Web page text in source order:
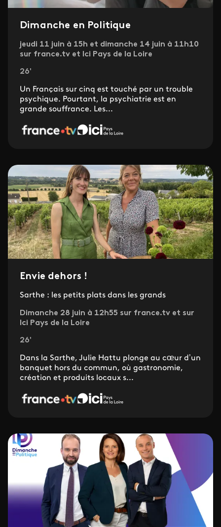
Dimanche en Politique
jeudi 11 juin à 15h et dimanche 14 juin à 11h10
sur france.tv et Ici Pays de la Loire
26'
Un Français sur cinq est touché par un trouble
psychique. Pourtant, la psychiatrie est en
grande souffrance. Les...
Envie dehors !
Sarthe : les petits plats dans les grands
Dimanche 28 juin à 12h55 sur france.tv et sur
Ici Pays de la Loire
26'
Dans la Sarthe, Julie Hattu plonge au cœur d’un
banquet hors du commun, où gastronomie,
création et produits locaux s...